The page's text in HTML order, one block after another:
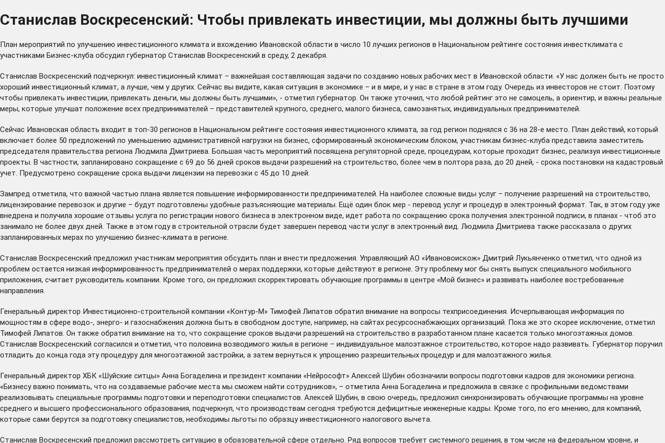
Станислав Воскресенский: Чтобы привлекать инвестиции, мы должны быть лучшими
План мероприятий по улучшению инвестиционного климата и вхождению Ивановской области в число 10 лучших регионов в Национальном рейтинге состояния инвестклимата с
участниками Бизнес-клуба обсудил губернатор Станислав Воскресенский в среду, 2 декабря.
Станислав Воскресенский подчеркнул: инвестиционный климат – важнейшая составляющая задачи по созданию новых рабочих мест в Ивановской области. «У нас должен быть не просто
хороший инвестиционный климат, а лучше, чем у других. Сейчас вы видите, какая ситуация в экономике – и в мире, и у нас в стране в этом году. Очередь из инвесторов не стоит. Поэтому
чтобы привлекать инвестиции, привлекать деньги, мы должны быть лучшими», - отметил губернатор. Он также уточнил, что любой рейтинг это не самоцель, а ориентир, и важны реальные
меры, которые улучшат положение всех предпринимателей – представителей крупного, среднего, малого бизнеса, самозанятых, индивидуальных предпринимателей.
Сейчас Ивановская область входит в топ-30 регионов в Национальном рейтинге состояния инвестиционного климата, за год регион поднялся с 36 на 28-е место. План действий, который
включает более 50 предложений по уменьшению административной нагрузки на бизнес, сформированный экономическим блоком, участникам бизнес-клуба представила заместитель
председателя правительства региона Людмила Дмитриева. Большая часть мероприятий посвящена регуляторной среде, процедурам, которые проходит бизнес, реализуя инвестиционные
проекты. В частности, запланировано сокращение с 69 до 56 дней сроков выдачи разрешений на строительство, более чем в полтора раза, до 20 дней, - срока постановки на кадастровый
учет. Предусмотрено сокращение срока выдачи лицензии на перевозки с 45 до 10 дней.
Зампред отметила, что важной частью плана является повышение информированности предпринимателей. На наиболее сложные виды услуг – получение разрешений на строительство,
лицензирование перевозок и другие – будут подготовлены удобные разъясняющие материалы. Ещё один блок мер - перевод услуг и процедур в электронный формат. Так, в этом году уже
внедрена и получила хорошие отзывы услуга по регистрации нового бизнеса в электронном виде, идет работа по сокращению срока получения электронной подписи, в планах - чтоб это
занимало не более двух дней. Также в этом году в строительной отрасли будет завершен перевод части услуг в электронный вид. Людмила Дмитриева также рассказала о других
запланированных мерах по улучшению бизнес-климата в регионе.
Станислав Воскресенский предложил участникам мероприятия обсудить план и внести предложения. Управляющий АО «Ивановоискож» Дмитрий Лукьянченко отметил, что одной из
проблем остается низкая информированность предпринимателей о мерах поддержки, которые действуют в регионе. Эту проблему мог бы снять выпуск специального мобильного
приложения, считает руководитель компании. Кроме того, он предложил скорректировать обучающие программы в центре «Мой бизнес» и развивать наиболее востребованные
направления.
Генеральный директор Инвестиционно-строительной компании «Контур-М» Тимофей Липатов обратил внимание на вопросы техприсоединения. Исчерпывающая информация по
мощностям в сфере водо-, энерго- и газоснабжения должна быть в свободном доступе, например, на сайтах ресурсоснабжающих организаций. Пока же это скорее исключение, отметил
Тимофей Липатов. Он также обратил внимание на то, что сокращение сроков выдачи разрешений на строительство в разработанном плане касается только многоэтажных домов.
Станислав Воскресенский согласился и отметил, что половина возводимого жилья в регионе – индивидуальное малоэтажное строительство, которое надо развивать. Губернатор поручил
отладить до конца года эту процедуру для многоэтажной застройки, а затем вернуться к упрощению разрешительных процедур и для малоэтажного жилья.
Генеральный директор ХБК «Шуйские ситцы» Анна Богаделина и президент компании «Нейрософт» Алексей Шубин обозначили вопросы подготовки кадров для экономики региона.
«Бизнесу важно понимать, что на создаваемые рабочие места мы сможем найти сотрудников», – отметила Анна Богаделина и предложила в связке с профильными ведомствами
реализовывать специальные программы подготовки и переподготовки специалистов. Алексей Шубин, в свою очередь, предложил синхронизировать обучающие программы на уровне
среднего и высшего профессионального образования, подчеркнул, что производствам сегодня требуются дефицитные инженерные кадры. Кроме того, по его мнению, для компаний,
которые сами берутся за подготовку специалистов, необходимы льготы по образцу инвестиционного налогового вычета.
Станислав Воскресенский предложил рассмотреть ситуацию в образовательной сфере отдельно. Ряд вопросов требует системного решения, в том числе на федеральном уровне, и